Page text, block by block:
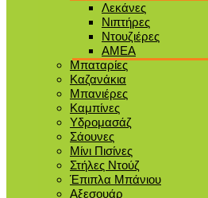
Λεκάνες
Νιπτήρες
Ντουζιέρες
ΑΜΕΑ
Μπαταρίες
Καζανάκια
Μπανιέρες
Καμπίνες
Υδρομασάζ
Σάουνες
Μίνι Πισίνες
Στήλες Ντούζ
Έπιπλα Μπάνιου
Αξεσουάρ